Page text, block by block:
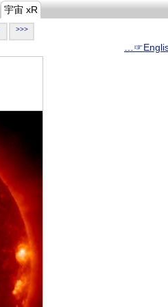
宇宙 xR
>>>